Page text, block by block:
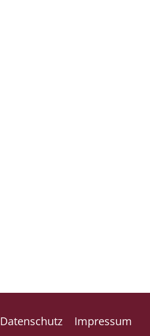
Datenschutz Impressum